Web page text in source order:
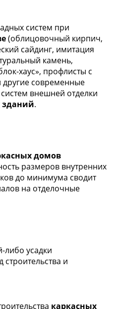
систем при
(облицовочный кирпич,
сайдинг, имитация
камень,
хаус», профлисты с
современные
внешней отделки
.
домов
размеров внутренних
до минимума сводит
на отделочные
либо усадки
строительства и
каркасных